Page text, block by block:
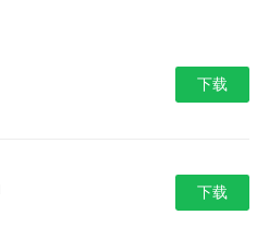
下载
下载